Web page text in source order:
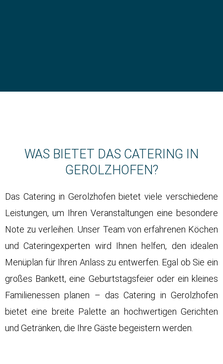
WAS BIETET DAS CATERING IN
GEROLZHOFEN?
Das Catering in Gerolzhofen bietet viele verschiedene
Leistungen, um Ihren Veranstaltungen eine besondere
Note zu verleihen. Unser Team von erfahrenen Köchen
und Cateringexperten wird Ihnen helfen, den idealen
Menüplan für Ihren Anlass zu entwerfen. Egal ob Sie ein
großes Bankett, eine Geburtstagsfeier oder ein kleines
Familienessen planen – das Catering in Gerolzhofen
bietet eine breite Palette an hochwertigen Gerichten
und Getränken, die Ihre Gäste begeistern werden.